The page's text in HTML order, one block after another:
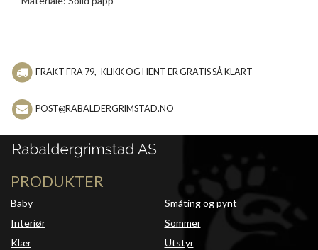
FRAKT FRA 79,- KLIKK OG HENT ER GRATIS SÅ KLART
POST@RABALDERGRIMSTAD.NO
PRODUKTER
Baby
Interiør
Klær
Småting og pynt
Sommer
Utstyr